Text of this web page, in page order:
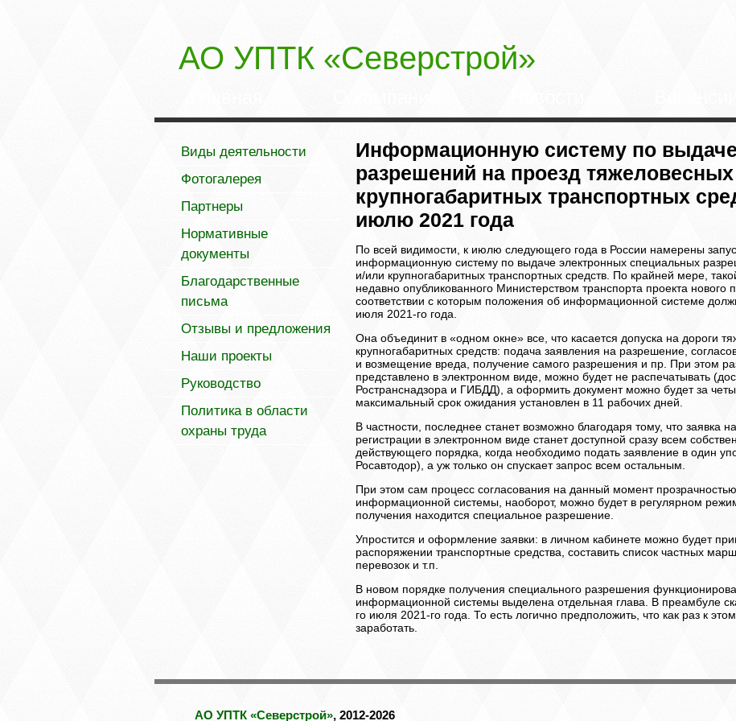
АО УПТК «Северстрой»
Виды деятельности
Фотогалерея
Партнеры
Нормативные
документы
Благодарственные
письма
Отзывы и предложения
Наши проекты
Руководство
Политика в области
охраны труда
Информационную систему по
разрешений на проезд
крупногабаритных транспортных
июлю 2021 года
По всей видимости, к июлю следующего года в России намерены
информационную систему по выдаче электронных специальных
и/или крупногабаритных транспортных средств. По крайней мере,
недавно опубликованного Министерством транспорта проекта
соответствии с которым положения об информационной системе
июля 2021-го года.
Она объединит в «одном окне» все, что касается допуска на дороги
крупногабаритных средств: подача заявления на разрешение,
и возмещение вреда, получение самого разрешения и пр. При этом
представлено в электронном виде, можно будет не распечатывать
Ространснадзора и ГИБДД), а оформить документ можно будет за
максимальный срок ожидания установлен в 11 рабочих дней.
В частности, последнее станет возможно благодаря тому, что заявка
регистрации в электронном виде станет доступной сразу всем
действующего порядка, когда необходимо подать заявление в один
Росавтодор), а уж только он спускает запрос всем остальным.
При этом сам процесс согласования на данный момент
информационной системы, наоборот, можно будет в регулярном
получения находится специальное разрешение.
Упростится и оформление заявки: в личном кабинете можно будет
распоряжении транспортные средства, составить список частных
перевозок и т.п.
В новом порядке получения специального разрешения
информационной системы выделена отдельная глава. В преамбуле
го июля 2021-го года. То есть логично предположить, что как раз к
заработать.
АО УПТК «Северстрой», 2012-2026